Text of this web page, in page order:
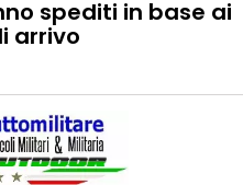
spediti in base ai
arrivo
per salvare dei